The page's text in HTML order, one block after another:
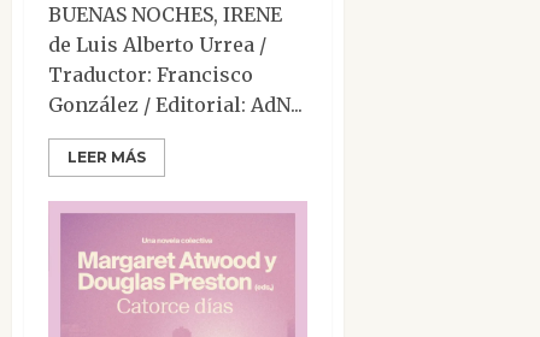
BUENAS NOCHES, IRENE
de Luis Alberto Urrea /
Traductor: Francisco
González / Editorial: AdN...
LEER MÁS